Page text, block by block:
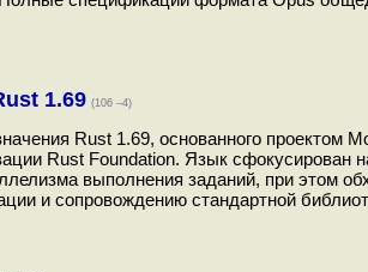
1.69 (106 –4)
Rust 1.69, основанного проектом
Rust Foundation. Язык сфокусирован
выполнения заданий, при этом
и сопровождению стандартной